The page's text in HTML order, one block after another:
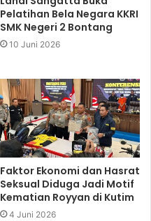
Pelatihan Bela Negara KKRI
SMK Negeri 2 Bontang
10 Juni 2026
Faktor Ekonomi dan Hasrat
Seksual Diduga Jadi Motif
Kematian Royyan di Kutim
4 Juni 2026